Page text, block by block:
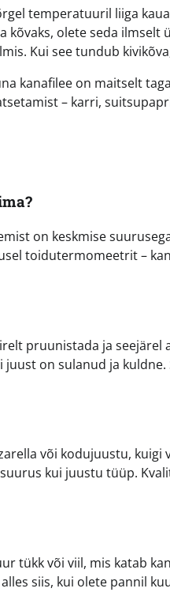
temperatuuril liiga
olete seda
Kui see tundub
kanafilee on maitselt
– karri,
on keskmise
toidutermomeetrit –
pruunistada ja seejärel
on sulanud ja
või kodujuustu, kuigi
kui juustu tüüp.
tükk või viil, mis katab
siis, kui olete pannil